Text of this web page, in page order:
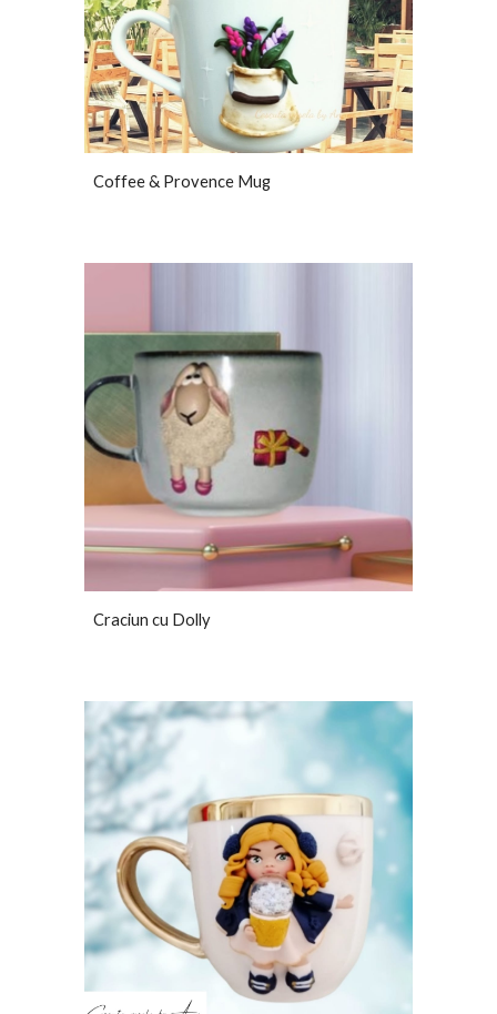
Coffee & Provence Mug
Craciun cu Dolly